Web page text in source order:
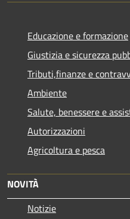
Educazione e formazione
Giustizia e sicurezza
Tributi,finanze e
Ambiente
Salute, benessere e
Autorizzazioni
Agricoltura e pesca
NOVITÀ
Notizie